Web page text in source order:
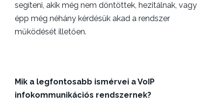
segíteni, akik még nem döntöttek, hezitálnak, vagy
épp még néhány kérdésük akad a rendszer
működését illetően.
Mik a legfontosabb ismérvei a VoIP
infokommunikációs rendszernek?